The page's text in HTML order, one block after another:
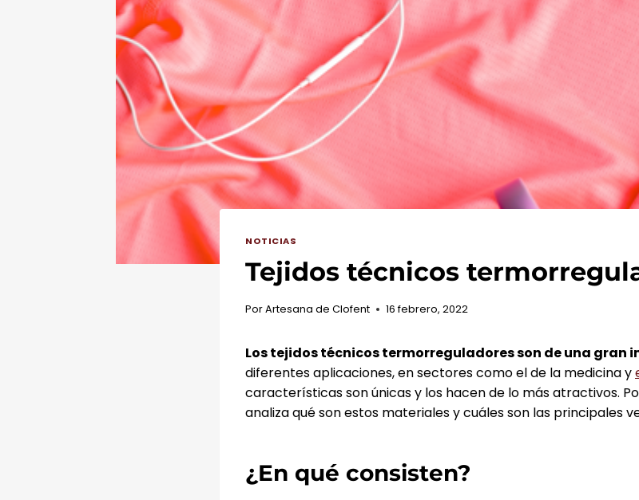
NOTICIAS
Tejidos técnicos
PorArtesana de Clofent 16 febrero, 2022
Los tejidos técnicos termorreguladores son de una gran
diferentes aplicaciones, en sectores como el de la medicina y
características son únicas y los hacen de lo más atractivos.
analiza qué son estos materiales y cuáles son las principales
¿En qué consisten?